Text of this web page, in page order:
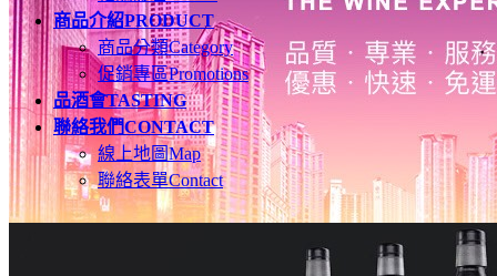
商品介紹PRODUCT
商品分類Category
促銷專區Promotions
品酒會TASTING
聯絡我們CONTACT
線上地圖Map
聯絡表單Contact